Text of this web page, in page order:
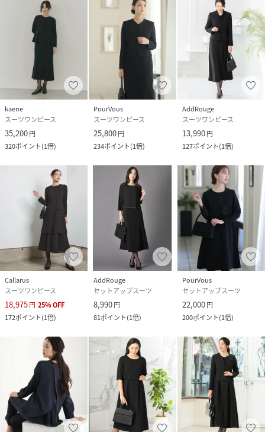
kaene
スーツワンピース
35,200円
320ポイント(1倍)
PourVous
スーツワンピース
25,800円
234ポイント(1倍)
AddRouge
スーツワンピース
13,990円
127ポイント(1倍)
Callarus
スーツワンピース
18,975円 25%OFF
172ポイント(1倍)
AddRouge
セットアップスーツ
8,990円
81ポイント(1倍)
PourVous
セットアップスーツ
22,000円
200ポイント(1倍)